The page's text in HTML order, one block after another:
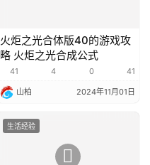
火炬之光合体版40的游戏攻
略 火炬之光合成公式
41 4 0 41
山柏 2024年11月01日
生活经验